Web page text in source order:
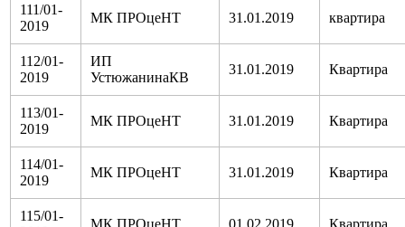
111/01-
2019
МК ПРОцеНТ 31.01.2019 квартира
112/01-
2019
ИП
УстюжанинаКВ
31.01.2019 Квартира
113/01-
2019
МК ПРОцеНТ 31.01.2019 Квартира
114/01-
2019
МК ПРОцеНТ 31.01.2019 Квартира
115/01-
МК ПРОцеНТ 01.02.2019 Квартира